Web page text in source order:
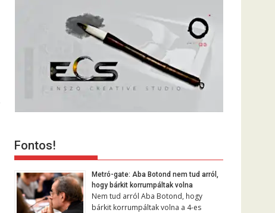
Fontos!
Metró-gate: Aba Botond nem tud arról,
hogy bárkit korrumpáltak volna
Nem tud arról Aba Botond, hogy
bárkit korrumpáltak volna a 4-es